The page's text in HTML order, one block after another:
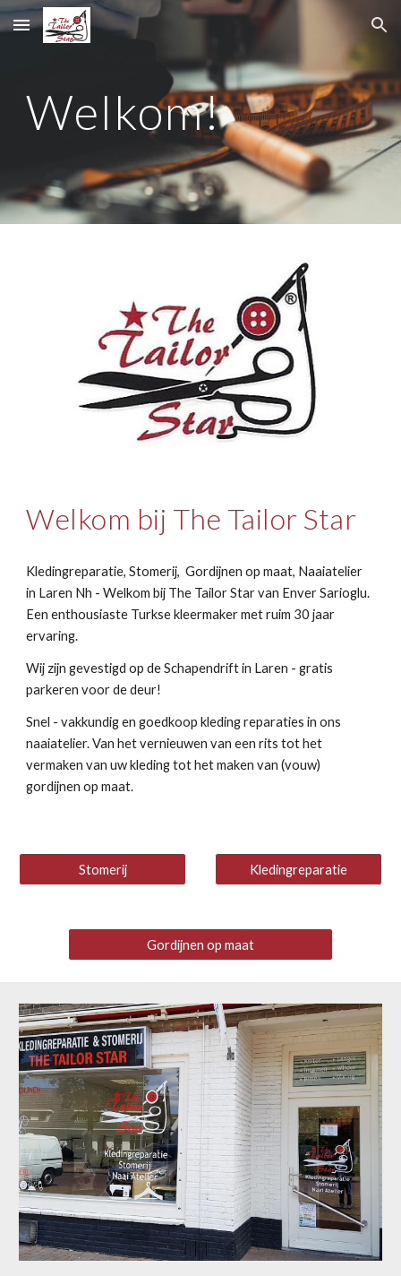
Skip to main content Skip to navigation
Welkom!
Welkom bij The Tailor Star
Kledingreparatie, Stomerij, Gordijnen op maat, Naaiatelier
in Laren Nh - Welkom bij The Tailor Star van Enver Sarioglu.
Een enthousiaste Turkse kleermaker met ruim 30 jaar
ervaring.
Wij zijn gevestigd op de Schapendrift in Laren - gratis
parkeren voor de deur!
Snel - vakkundig en goedkoop kleding reparaties in ons
naaiatelier. Van het vernieuwen van een rits tot het
vermaken van uw kleding tot het maken van (vouw)
gordijnen op maat.
Stomerij Kledingreparatie
Gordijnen op maat